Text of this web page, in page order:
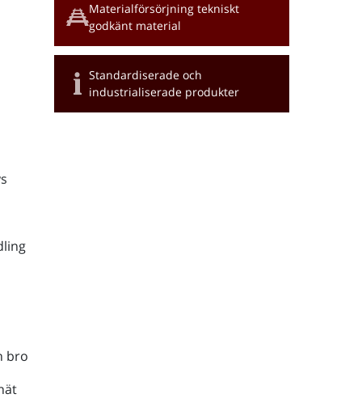
bro
Materialförsörjning tekniskt
godkänt material
Standardiserade och
industrialiserade produkter